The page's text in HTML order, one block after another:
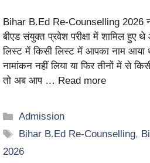
Bihar B.Ed Re-Counselling 2026
बीएड संयुक्त प्रवेश परीक्षा में शामिल
लिस्ट में किसी लिस्ट में आपका नाम
नामांकन नहीं लिया या फिर तीनों में से
तो अब आप … Read more
Admission
Bihar B.Ed Re-Counselling,
2026